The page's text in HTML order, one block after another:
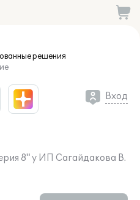
решения
Вход
8" у ИП Сагайдакова В.